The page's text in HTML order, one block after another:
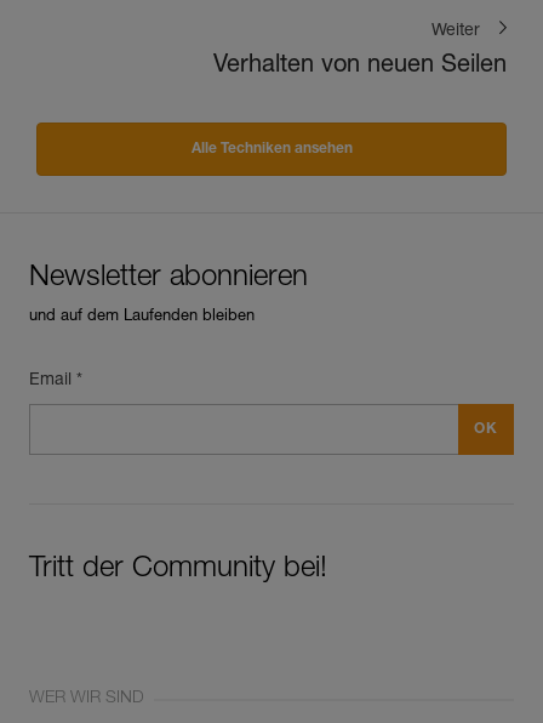
Weiter
Verhalten von neuen Seilen
Alle Techniken ansehen
Newsletter abonnieren
und auf dem Laufenden bleiben
Email *
Tritt der Community bei!
WER WIR SIND